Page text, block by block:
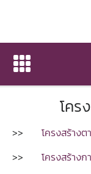
โครงสร้า
โคร
>>
โครงสร้าง
>>
โครงสร้าง